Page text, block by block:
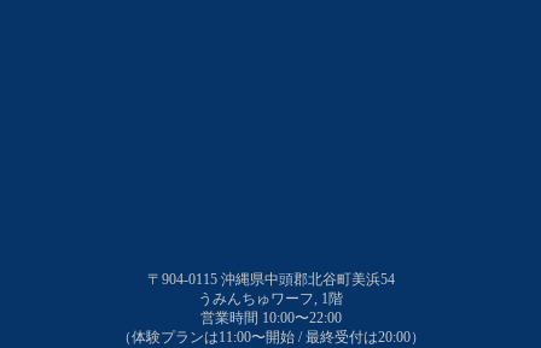
〒904-0115 沖縄県中頭郡北谷町美浜54
うみんちゅワーフ, 1階
営業時間 10:00〜22:00
（体験プランは11:00〜開始 / 最終受付は20:00）